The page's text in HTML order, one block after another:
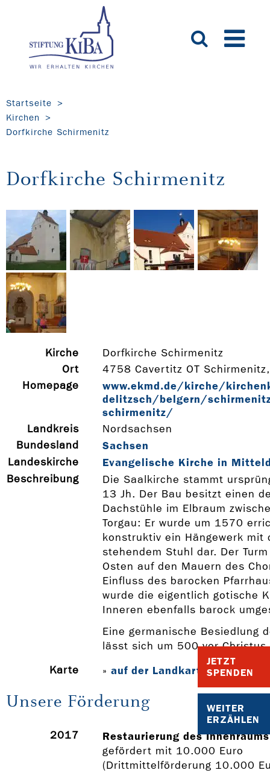
JETZT
SPENDEN
WEITER
ERZÄHLEN
Startseite
Kirchen
Dorfkirche Schirmenitz
Dorfkirche Schirmenitz
Kirche
Dorfkirche Schirmenitz
Ort
4758 Cavertitz OT
Homepage
www.ekmd.de/kirche/
delitzsch/belgern/
schirmenitz/
Landkreis
Nordsachsen
Bundesland
Sachsen
Landeskirche Evangelische Kirche in
Beschreibung
Die Saalkirche stammt
13 Jh. Der Bau besitzt einen
Dachstühle im Elbraum
Torgau: Er wurde um 1570
konstruktiv ein Hängewerk mit
stehendem Stuhl dar. Der
Osten auf den Mauern des
Einfluss des barocken
wurde die eigentlich gotische
Inneren ebenfalls barock
Eine germanische Besiedlung
lässt sich um 500 vor Christus
Karte
» auf der Landkarte anzeigen
Unsere Förderung
2017 Restaurierung des Innenraums
gefördert mit 10.000 Euro
(Drittmittelförderung 10.000